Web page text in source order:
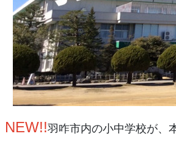
NEW!!羽咋市内の小中学校が、